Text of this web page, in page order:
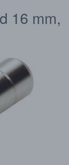
16 mm,